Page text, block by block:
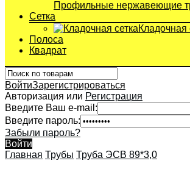
Профильные нержавеющие
Сетка
Кладочная
Полоса
Квадрат
ВойтиЗарегистрироваться
Авторизация или Регистрация
Введите Ваш e-mail:
Введите пароль:
Забыли пароль?
Войти
Главная Трубы Труба ЭСВ 89*3,0